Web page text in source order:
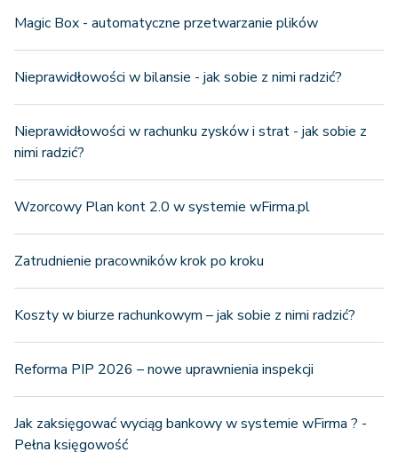
Magic Box - automatyczne przetwarzanie plików
Nieprawidłowości w bilansie - jak sobie z nimi radzić?
Nieprawidłowości w rachunku zysków i strat - jak sobie z
nimi radzić?
Wzorcowy Plan kont 2.0 w systemie wFirma.pl
Zatrudnienie pracowników krok po kroku
Koszty w biurze rachunkowym – jak sobie z nimi radzić?
Reforma PIP 2026 – nowe uprawnienia inspekcji
Jak zaksięgować wyciąg bankowy w systemie wFirma ? -
Pełna księgowość